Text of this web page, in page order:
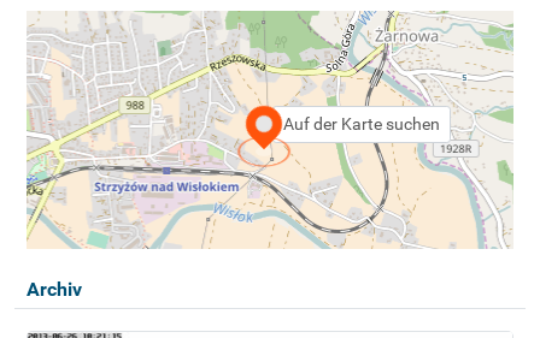
Auf der Karte suchen
Archiv